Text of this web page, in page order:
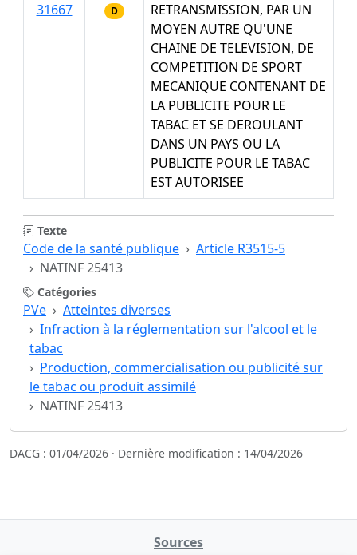
31667
D
RETRANSMISSION, PAR UN
MOYEN AUTRE QU'UNE
CHAINE DE TELEVISION, DE
COMPETITION DE SPORT
MECANIQUE CONTENANT DE
LA PUBLICITE POUR LE
TABAC ET SE DEROULANT
DANS UN PAYS OU LA
PUBLICITE POUR LE TABAC
EST AUTORISEE
Texte
Code de la santé publique
Article R3515-5
NATINF 25413
Catégories
PVe
Atteintes diverses
Infraction à la réglementation sur l'alcool et le
tabac
Production, commercialisation ou publicité sur
le tabac ou produit assimilé
NATINF 25413
DACG : 01/04/2026 · Dernière modification : 14/04/2026
Sources